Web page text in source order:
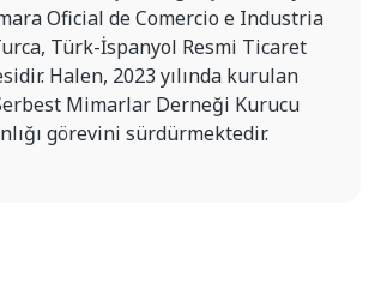
Oficial de Comercio e Industria
Türk-İspanyol Resmi Ticaret
Halen, 2023 yılında kurulan
Mimarlar Derneği Kurucu
görevini sürdürmektedir.